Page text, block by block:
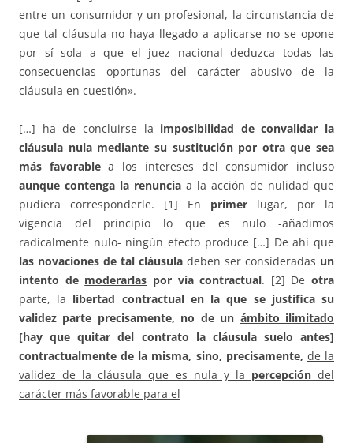
entre un consumidor y un profesional, la circunstancia de
que tal cláusula no haya llegado a aplicarse no se opone
por sí sola a que el juez nacional deduzca todas las
consecuencias oportunas del carácter abusivo de la
cláusula en cuestión».
[…] ha de concluirse la imposibilidad de convalidar la
cláusula nula mediante su sustitución por otra que sea
más favorablea los intereses del consumidor incluso
aunque contenga la renuncia a la acción de nulidad que
pudiera corresponderle. [1] En primer lugar, por la
vigencia del principio lo que es nulo -añadimos
radicalmente nulo- ningún efecto produce […] De ahí que
las novaciones de tal cláusula deben ser consideradas un
intento de moderarlas por vía contractual. [2] De otra
parte, la libertad contractual en la que se justifica su
validez parte precisamente, no de un ámbito ilimitado
[hay que quitar del contrato la cláusula suelo antes]
contractualmente de la misma, sino, precisamente, de la
validez de la cláusula que es nula y la percepcióndel
carácter más favorable para el